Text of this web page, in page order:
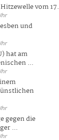
vom 17.
und
hat am
...
gegen die
...